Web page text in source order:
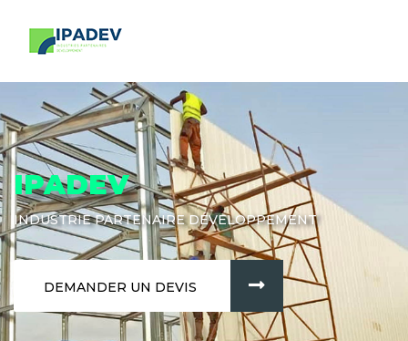
IPADEV
INDUSTRIE PARTENAIRE DÉVELOPPEMENT
DEMANDER UN DEVIS